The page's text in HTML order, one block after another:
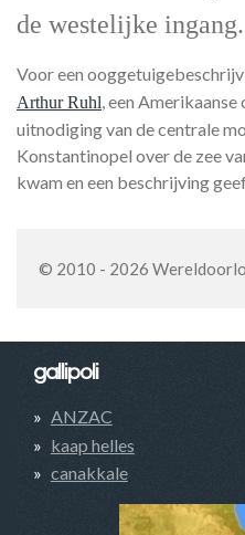
de westelijke ingang.
Voor een
Arthur Ruhl, een
uitnodiging van de centrale
Konstantinopel over de zee
kwam en een beschrijving
© 2010 - 2026
gallipoli
ANZAC
kaap helles
canakkale